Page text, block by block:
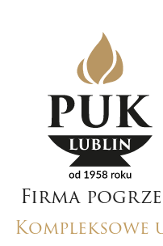
Firma
Kompleksowe